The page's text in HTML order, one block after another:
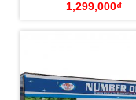
1,299,000₫